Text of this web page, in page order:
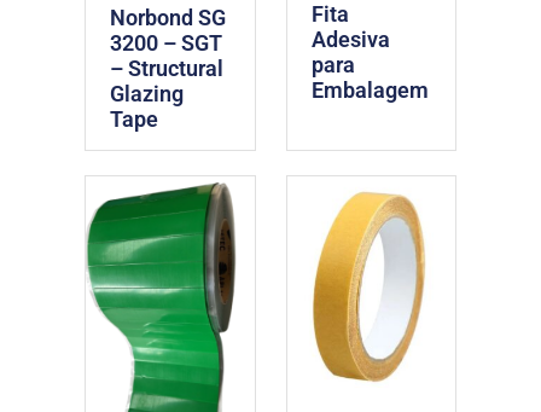
Norbond SG
3200 – SGT
– Structural
Glazing
Tape
Fita
Adesiva
para
Embalagem